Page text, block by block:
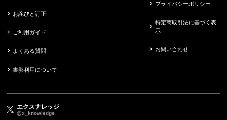
お詫びと訂正
ご利用ガイド
よくある質問
書影利用について
プライバシーポリシー
特定商取引法に基づく表
示
お問い合わせ
エクスナレッジ
@x_knowledge